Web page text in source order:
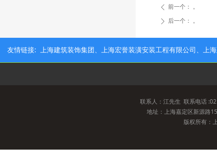
ꄴ 前一个： 。
ꄲ 后一个： 。
友情链接: 上海建筑装饰集团、上海宏誉装潢安装工程有限公司、上
联系人：江先生 联系电话
地址：上海嘉定区新源路
版权所有：